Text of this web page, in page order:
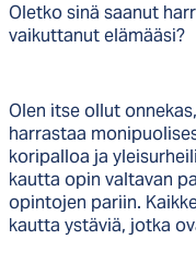
Oletko sinä saanut
vaikuttanut elämääsi?
Olen itse ollut
harrastaa
koripalloa ja
kautta opin valtavan
opintojen pariin.
kautta ystäviä, jotka